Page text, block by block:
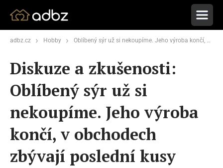
adbz.cz Hobby Oblíbený sýr už si nekoupíme. Jeho výroba končí, v obchodech zbývají poslední kusy
Diskuze a zkušenosti:
Oblíbený sýr už si
nekoupíme. Jeho výroba
končí, v obchodech
zbývají poslední kusy